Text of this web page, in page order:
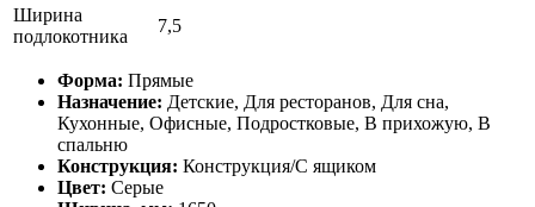
Ширина
подлокотника
7,5
Форма: Прямые
Назначение: Детские, Для ресторанов, Для сна,
Кухонные, Офисные, Подростковые, В прихожую, В
спальню
Конструкция: Конструкция/С ящиком
Цвет: Серые